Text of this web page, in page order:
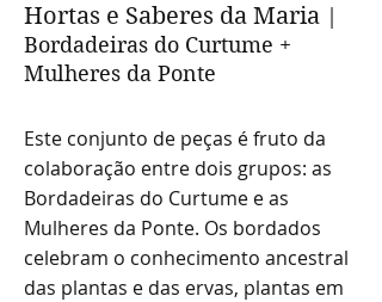
Hortas e Saberes da Maria |
Bordadeiras do Curtume +
Mulheres da Ponte
Este conjunto de peças é fruto da
colaboração entre dois grupos: as
Bordadeiras do Curtume e as
Mulheres da Ponte. Os bordados
celebram o conhecimento ancestral
das plantas e das ervas, plantas em